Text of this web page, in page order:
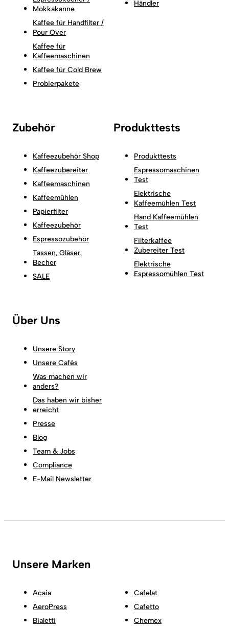
Mokkakanne
Kaffee für Handfilter /
Pour Over
Kaffee für
Kaffeemaschinen
Kaffee für Cold Brew
Probierpakete
Händler
Zubehör
Kaffeezubehör Shop
Kaffeezubereiter
Kaffeemaschinen
Kaffeemühlen
Papierfilter
Kaffeezubehör
Espressozubehör
Tassen, Gläser,
Becher
SALE
Produkttests
Produkttests
Espressomaschinen
Test
Elektrische
Kaffeemühlen Test
Hand Kaffeemühlen
Test
Filterkaffee
Zubereiter Test
Elektrische
Espressomühlen Test
Über Uns
Unsere Story
Unsere Cafés
Was machen wir
anders?
Das haben wir bisher
erreicht
Presse
Blog
Team & Jobs
Compliance
E-Mail Newsletter
Unsere Marken
Acaia
AeroPress
Bialetti
Cafelat
Cafetto
Chemex